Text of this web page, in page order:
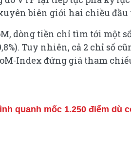
biên giới hai chiều
dòng tiền chỉ tìm tới một số
Tuy nhiên, cả 2 chỉ số
Index đứng giá tham
quanh mốc 1.250 điểm dù